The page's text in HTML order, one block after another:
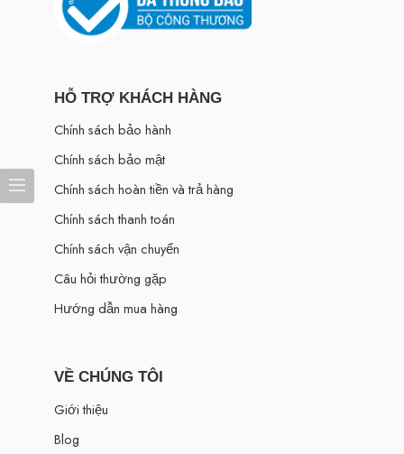
HỖ TRỢ KHÁCH HÀNG
Chính sách bảo hành
Chính sách bảo mật
Chính sách hoàn tiền và trả hàng
Chính sách thanh toán
Chính sách vận chuyển
Câu hỏi thường gặp
Hướng dẫn mua hàng
VỀ CHÚNG TÔI
Giới thiệu
Blog